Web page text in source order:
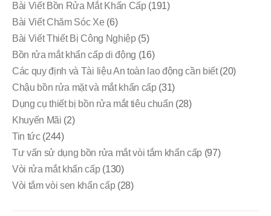
Bài Viết Bồn Rửa Mắt Khẩn Cấp(191)
Bài Viết Chăm Sóc Xe (6)
Bài Viết Thiết Bị Công Nghiệp(5)
Bồn rửa mắt khẩn cấp di động (16)
Các quy định và Tài liệu An toàn lao động cần biết(20)
Chậu bồn rửa mặt và mắt khẩn cấp(31)
Dụng cụ thiết bị bồn rửa mắt tiêu chuẩn (28)
Khuyến Mãi (2)
Tin tức(244)
Tư vấn sử dụng bồn rửa mắt vòi tắm khẩn cấp (97)
Vòi rửa mắt khẩn cấp(130)
Vòi tắm vòi sen khẩn cấp(28)